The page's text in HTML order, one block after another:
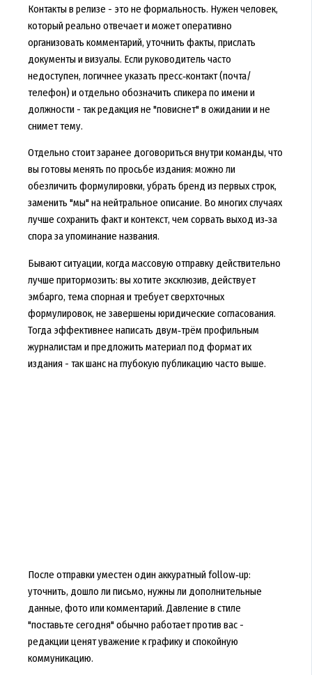
Контакты в релизе - это не формальность. Нужен человек,
который реально отвечает и может оперативно
организовать комментарий, уточнить факты, прислать
документы и визуалы. Если руководитель часто
недоступен, логичнее указать пресс‑контакт (почта/
телефон) и отдельно обозначить спикера по имени и
должности - так редакция не "повиснет" в ожидании и не
снимет тему.
Отдельно стоит заранее договориться внутри команды, что
вы готовы менять по просьбе издания: можно ли
обезличить формулировки, убрать бренд из первых строк,
заменить "мы" на нейтральное описание. Во многих случаях
лучше сохранить факт и контекст, чем сорвать выход из‑за
спора за упоминание названия.
Бывают ситуации, когда массовую отправку действительно
лучше притормозить: вы хотите эксклюзив, действует
эмбарго, тема спорная и требует сверхточных
формулировок, не завершены юридические согласования.
Тогда эффективнее написать двум‑трём профильным
журналистам и предложить материал под формат их
издания - так шанс на глубокую публикацию часто выше.
После отправки уместен один аккуратный follow‑up:
уточнить, дошло ли письмо, нужны ли дополнительные
данные, фото или комментарий. Давление в стиле
"поставьте сегодня" обычно работает против вас -
редакции ценят уважение к графику и спокойную
коммуникацию.